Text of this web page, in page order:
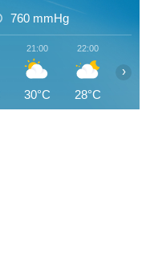
760 mmHg
21:00
30°C
22:00
28°C
›